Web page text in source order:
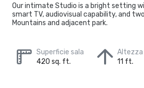
Our intimate Studio is a bright setting
smart TV, audiovisual capability, and
Mountains and adjacent park.
Superficie sala
420 sq. ft.
11 ft.